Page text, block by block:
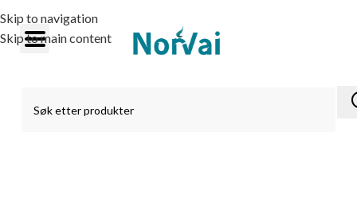
Skip to navigation
Skip to main content